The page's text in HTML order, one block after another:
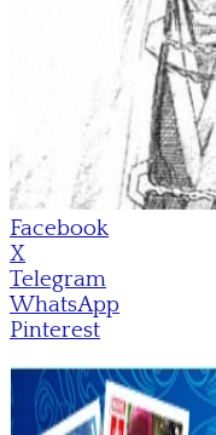
Facebook
X
Telegram
WhatsApp
Pinterest